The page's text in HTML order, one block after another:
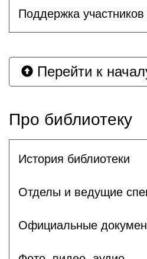
Поддержка
Перейти к
Про библиотеку
История библиотеки
Отделы и ведущие
Официальные